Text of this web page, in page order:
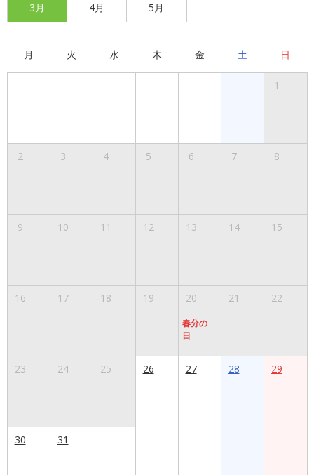
3月 4月 5月
月 火 水 木 金 土 日
1
2 3 4 5 6 7 8
9 10 11 12 13 14 15
16 17 18 19 20
春分の
日
21 22
23 24 25 26 27 28 29
30 31